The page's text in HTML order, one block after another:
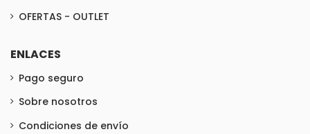
OFERTAS - OUTLET
ENLACES
Pago seguro
Sobre nosotros
Condiciones de envío